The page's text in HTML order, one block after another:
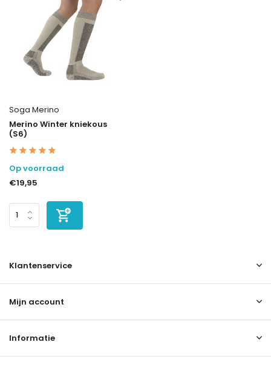
Soga Merino
Merino Winter kniekous
(S6)
Op voorraad
€19,95
Klantenservice
Mijn account
Informatie